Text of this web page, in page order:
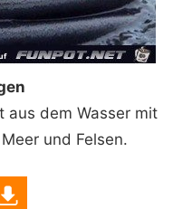
aus dem Wasser mit
und Felsen.